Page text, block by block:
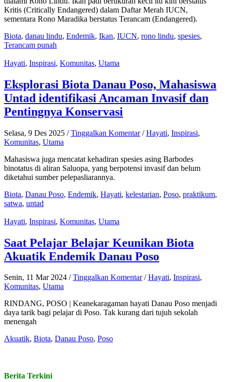
Kritis (Critically Endangered) dalam Daftar Merah IUCN,
sementara Rono Maradika berstatus Terancam (Endangered).
Biota, danau lindu, Endemik, Ikan, IUCN, rono lindu, spesies,
Terancam punah
Hayati, Inspirasi, Komunitas, Utama
Eksplorasi Biota Danau Poso, Mahasiswa
Untad identifikasi Ancaman Invasif dan
Pentingnya Konservasi
Selasa, 9 Des 2025 /Tinggalkan Komentar /Hayati, Inspirasi,
Komunitas, Utama
Mahasiswa juga mencatat kehadiran spesies asing Barbodes
binotatus di aliran Saluopa, yang berpotensi invasif dan belum
diketahui sumber pelepasliarannya.
Biota, Danau Poso, Endemik, Hayati, kelestarian, Poso, praktikum,
satwa, untad
Hayati, Inspirasi, Komunitas, Utama
Saat Pelajar Belajar Keunikan Biota
Akuatik Endemik Danau Poso
Senin, 11 Mar 2024 /Tinggalkan Komentar /Hayati, Inspirasi,
Komunitas, Utama
RINDANG, POSO | Keanekaragaman hayati Danau Poso menjadi
daya tarik bagi pelajar di Poso. Tak kurang dari tujuh sekolah
menengah
Akuatik, Biota, Danau Poso, Poso
Berita Terkini